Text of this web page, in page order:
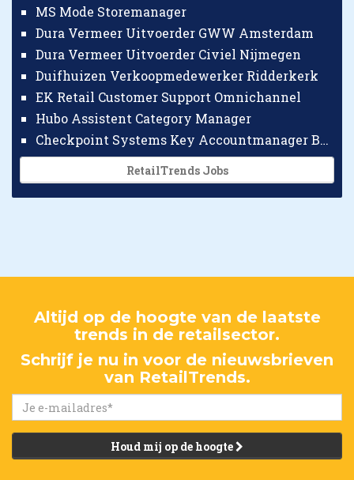
MS Mode Storemanager
Dura Vermeer Uitvoerder GWW Amsterdam
Dura Vermeer Uitvoerder Civiel Nijmegen
Duifhuizen Verkoopmedewerker Ridderkerk
EK Retail Customer Support Omnichannel
Hubo Assistent Category Manager
Checkpoint Systems Key Accountmanager Benelux
RetailTrends Jobs
Altijd op de hoogte van de laatste
trends in de retailsector.
Schrijf je nu in voor de nieuwsbrieven
van RetailTrends.
Houd mij op de hoogte